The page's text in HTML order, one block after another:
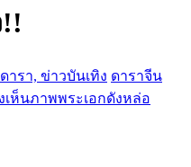
ารา, ข่าวบันเทิง ดาราจีน
ห็นภาพพระเอกดังหล่อ